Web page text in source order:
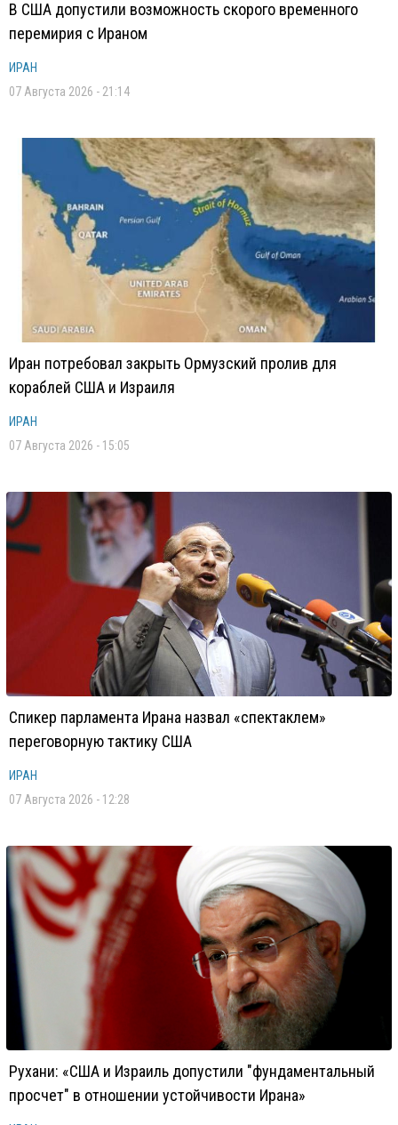
В США допустили возможность скорого временного
перемирия с Ираном
ИРАН
07 Августа 2026 - 21:14
Иран потребовал закрыть Ормузский пролив для
кораблей США и Израиля
ИРАН
07 Августа 2026 - 15:05
Спикер парламента Ирана назвал «спектаклем»
переговорную тактику США
ИРАН
07 Августа 2026 - 12:28
Рухани: «США и Израиль допустили "фундаментальный
просчет" в отношении устойчивости Ирана»